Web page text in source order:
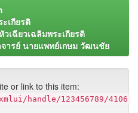
เกียรติ
เฉียวเฉลิมพระเกียรติ
จารย์ นายแพทย์เกษม วัฒนชัย
or link to this item:
handle/123456789/4106